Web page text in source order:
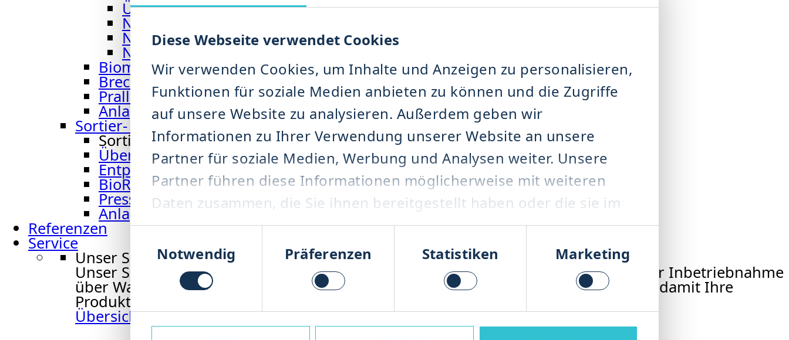
Diese Webseite verwendet Cookies
Wir verwenden Cookies, um Inhalte und Anzeigen zu personalisieren,
Funktionen für soziale Medien anbieten zu können und die Zugriffe
auf unsere Website zu analysieren. Außerdem geben wir
Informationen zu Ihrer Verwendung unserer Website an unsere
Partner für soziale Medien, Werbung und Analysen weiter. Unsere
Partner führen diese Informationen möglicherweise mit weiteren
Daten zusammen, die Sie ihnen bereitgestellt haben oder die sie im
Rahmen Ihrer Nutzung der Dienste gesammelt haben.
Einwilligungsauswahl
Notwendig
Präferenzen Statistiken Marketing
Übersicht: Nass-Hammermühle
Nass-Hammermühle NDK
Nass-Hammermühle BIMIX
Nasshammermühle IMPRA
Biomasse Shredder BMS
Brecher CR 900
Prallsichtermühle TICM
Anlagenbau – Trockenvermahlung
Sortier- & Entwässerungs­maschinen
Sortier- & Entwässerungs­maschinen
Übersicht: Sortier- und Entwässerungsmaschinen
Entpackungsmaschine DRM
BioRefiner BRF
Pressschnecke PRS
Anlagenbau Abfallmanagement Organik
Referenzen
Service
Unser Service
Unser Service begleitet Sie über den gesamten Lebenszyklus Ihrer Anlage – von der Inbetriebnahme
über Wartung und Ersatzteile bis hin zu Modernisierung und Prozessoptimierung, damit Ihre
Produktion zuverlässig und wirtschaftlich läuft.
Übersicht Service